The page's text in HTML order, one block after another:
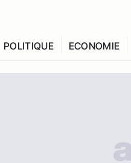
POLITIQUE ECONOMIE